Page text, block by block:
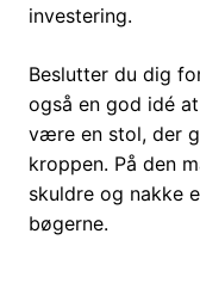
investering.
Beslutter du dig
også en god idé
være en stol, der
kroppen. På den
skuldre og nakke
bøgerne.